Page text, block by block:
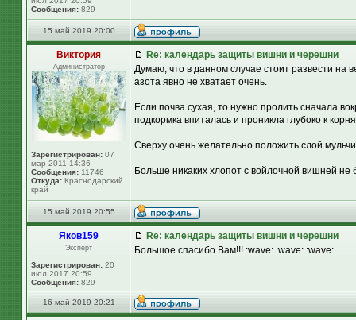
Сообщения: 829
15 май 2019 20:00
Виктория
Администратор
Зарегистрирован: 07
мар 2011 14:36
Сообщения: 11746
Откуда: Краснодарский
край
Re: календарь защиты вишни и черешни
Думаю, что в данном случае стоит развести на
азота явно не хватает очень.
Если почва сухая, то нужно пролить сначала
подкормка впиталась и проникла глубоко к
Сверху очень желательно положить слой
Больше никаких хлопот с войлочной вишней
15 май 2019 20:55
Яков159
Эксперт
Зарегистрирован: 20
июл 2017 20:59
Сообщения: 829
Re: календарь защиты вишни и черешни
Большое спасибо Вам!!! :wave: :wave: :wave:
16 май 2019 20:21